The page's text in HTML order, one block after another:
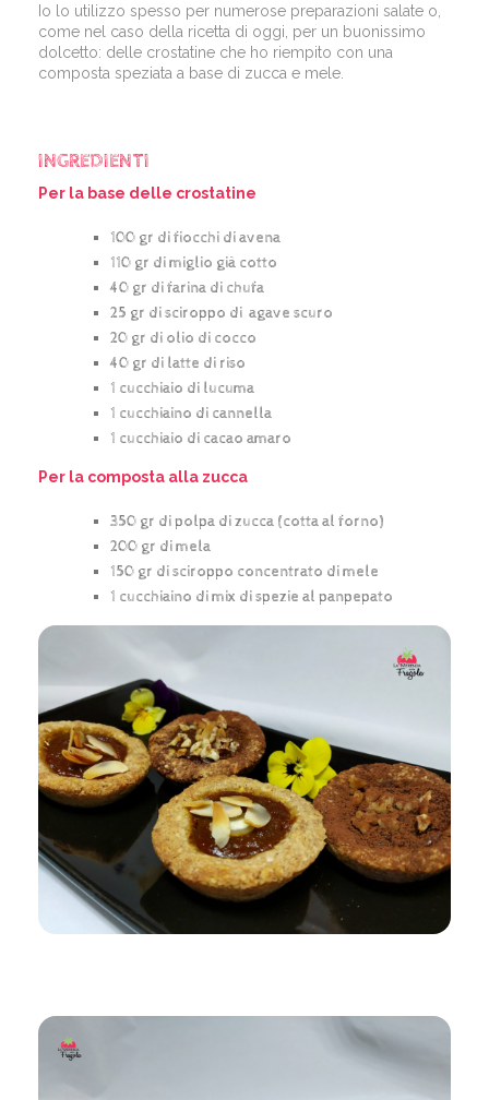
Io lo utilizzo spesso per numerose preparazioni salate o,
come nel caso della ricetta di oggi, per un buonissimo
dolcetto: delle crostatine che ho riempito con una
composta speziata a base di zucca e mele.
INGREDIENTI
Per la base delle crostatine
100 gr di fiocchi di avena
110 gr di miglio già cotto
40 gr di farina di chufa
25 gr di sciroppo di agave scuro
20 gr di olio di cocco
40 gr di latte di riso
1 cucchiaio di lucuma
1 cucchiaino di cannella
1 cucchiaio di cacao amaro
Per la composta alla zucca
350 gr di polpa di zucca (cotta al forno)
200 gr di mela
150 gr di sciroppo concentrato di mele
1 cucchiaino di mix di spezie al panpepato